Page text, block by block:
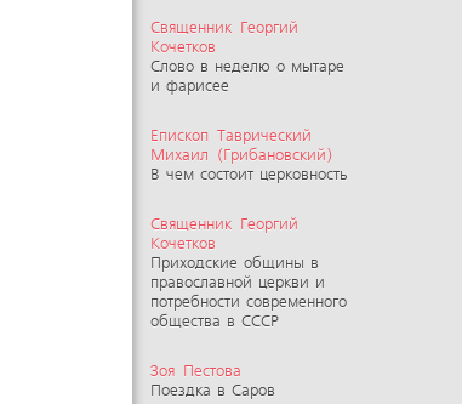
Священник Георгий
Кочетков
Слово в неделю о мытаре
и фарисее
Епископ Таврический
Михаил (Грибановский)
В чем состоит церковность
Священник Георгий
Кочетков
Приходские общины в
православной церкви и
потребности современного
общества в СССР
Зоя Пестова
Поездка в Саров